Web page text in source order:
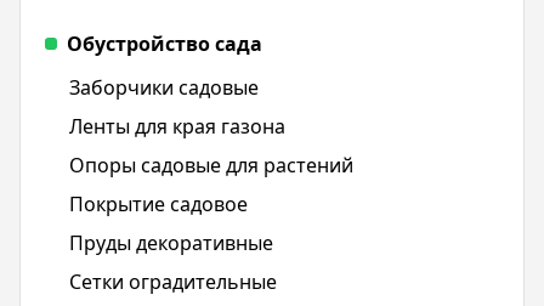
Обустройство сада
Заборчики садовые
Ленты для края газона
Опоры садовые для растений
Покрытие садовое
Пруды декоративные
Сетки оградительные